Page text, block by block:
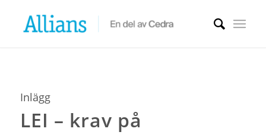
Inlägg
LEI – krav på